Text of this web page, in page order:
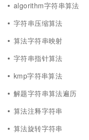
algorithm字符串算法
字符串压缩算法
算法字符串映射
字符串指针算法
kmp字符串算法
解题字符串算法遍历
算法注释字符串
算法旋转字符串